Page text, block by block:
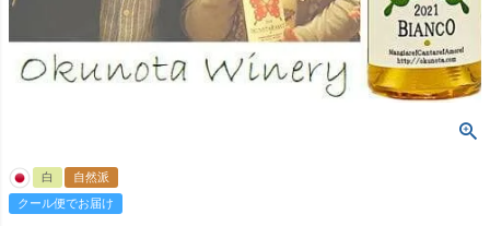
白
自然派
クール便でお届け